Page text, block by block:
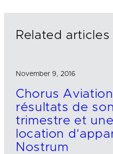
Related articles
November 9, 2016
Chorus
résultats de
trimestre et
location
Nostrum